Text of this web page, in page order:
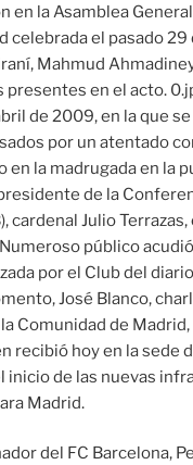
en la Asamblea
celebrada el pasado 29
Mahmud
presentes en el acto.
de 2009, en la que
por un atentado
en la madrugada en la
de la
cardenal Julio
público
por el Club del
José Blanco,
Comunidad de Madrid,
recibió hoy en la sede
inicio de las nuevas
Madrid.
del FC Barcelona,